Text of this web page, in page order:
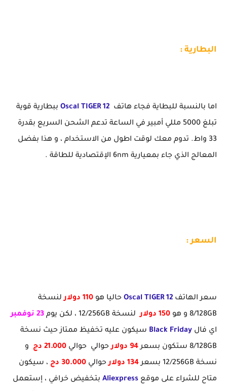
البطارية :
اما بالنسبة للبطاية فجاء هاتف Oscal TIGER 12 ببطارية قوية
تبلغ 5000 مللي أمبير في الساعة تدعم الشحن السريع بقدرة
33 واط. تدوم معك لوقت اطول من الاستخدام ، و هذا بفضل
المعالج الذي جاء بمعيارية 6nm الإقتصادية للطاقة .
السعر :
سعر الهاتف Oscal TIGER 12 حاليا هو 110 دولار
لنسخة
8/128GB و هو
150 دولار لنسخة 12/256GB ، لكن يوم
23 نوفمبر
اي فال Black Friday سيكون عليه تخفيظ ممتاز حيث نسخة
8/128GB ستكون بسعر
94 دولار حوالي حوالي 21.000 دج
و
نسخة 12/256GB بسعر
134 دولار حوالي 30.000 دج
، سيكون
متاح للشراء على موقع Aliexpress بتخفيض خرافي ، إستعمل